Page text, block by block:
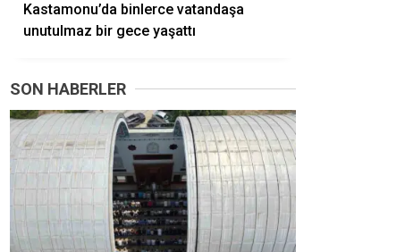
Kastamonu’da binlerce vatandaşa
unutulmaz bir gece yaşattı
SON HABERLER